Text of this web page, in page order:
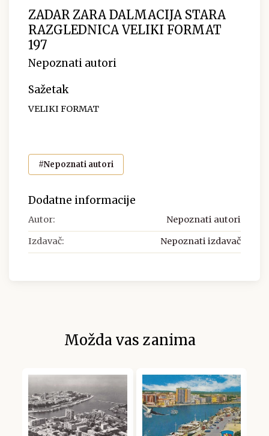
ZADAR ZARA DALMACIJA STARA
RAZGLEDNICA VELIKI FORMAT
197
Nepoznati autori
Sažetak
VELIKI FORMAT
#Nepoznati autori
Dodatne informacije
Autor: Nepoznati autori
Izdavač: Nepoznati izdavač
Možda vas zanima